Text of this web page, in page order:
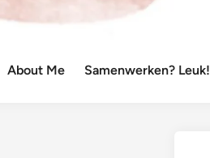
About Me Samenwerken? Leuk!